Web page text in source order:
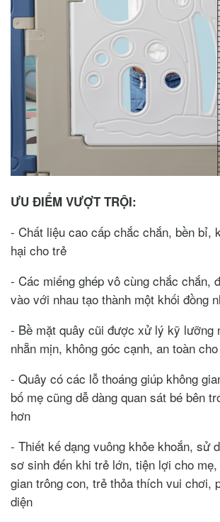
ƯU ĐIỂM VƯỢT TRỘI:
- Chất liệu cao cấp chắc chắn, bền bỉ,
hại cho trẻ
- Các miếng ghép vô cùng chắc chắn,
vào với nhau tạo thành một khối đồng
- Bề mặt quây cũi được xử lý kỹ lưỡng
nhẵn mịn, không góc cạnh, an toàn
- Quây có các lỗ thoáng giúp không
bố mẹ cũng dễ dàng quan sát bé bên
hơn
- Thiết kế dạng vuông khỏe khoắn, sử
sơ sinh đến khi trẻ lớn, tiện lợi cho
gian trông con, trẻ thỏa thích vui chơi,
diện